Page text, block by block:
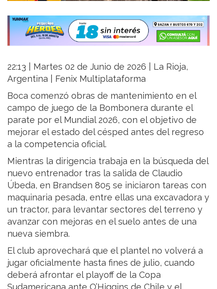
22:13 | Martes 02 de Junio de 2026 | La Rioja,
Argentina | Fenix Multiplataforma
Boca comenzó obras de mantenimiento en el
campo de juego de la Bombonera durante el
parate por el Mundial 2026, con el objetivo de
mejorar el estado del césped antes del regreso
a la competencia oficial.
Mientras la dirigencia trabaja en la búsqueda del
nuevo entrenador tras la salida de Claudio
Úbeda, en Brandsen 805 se iniciaron tareas con
maquinaria pesada, entre ellas una excavadora y
un tractor, para levantar sectores del terreno y
avanzar con mejoras en el suelo antes de una
nueva siembra.
El club aprovechará que el plantel no volverá a
jugar oficialmente hasta fines de julio, cuando
deberá afrontar el playoff de la Copa
Sudamericana ante O’Higgins de Chile y el